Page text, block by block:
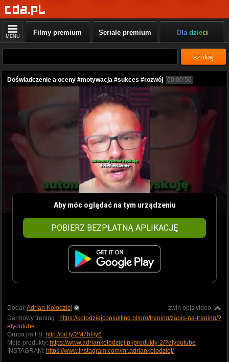
MENU Filmy premium Seriale premium Dla dzieci
szukaj
Doświadczenie a oceny #motywacja #sukces #rozwój 00:00:56
Aby móc oglądać na tym urządzeniu
POBIERZ BEZPŁATNĄ APLIKACJĘ
zwiń opis video
Dodał:Adrian Kołodziej
Darmowy trening : https://kolodziejconsulting.pl/pro/trening/zapis-na-trening/?
elyoutube
Grupa na FB: http://bit.ly/2M7hHy6
Moje produkty: https://www.adriankolodziej.pl/produkty-2/?elyoutube
INSTAGRAM: https://www.instagram.com/mr.adriankolodziej/